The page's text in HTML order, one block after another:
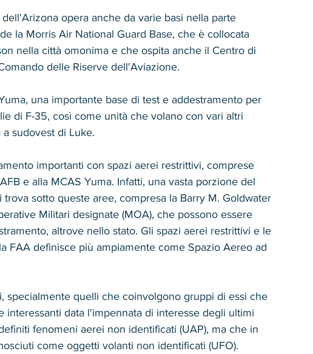
opera anche da varie basi nella parte
la Morris Air National Guard Base, che è collocata
nella città omonima e che ospita anche il Centro di
delle Riserve dell'Aviazione.
una importante base di test e addestramento per
di F-35, così come unità che volano con vari altri
sudovest di Luke.
importanti con spazi aerei restrittivi, comprese
e alla MCAS Yuma. Infatti, una vasta porzione del
sotto queste aree, compresa la Barry M. Goldwater
Militari designate (MOA), che possono essere
altrove nello stato. Gli spazi aerei restrittivi e le
FAA definisce più ampiamente come Spazio Aereo ad
specialmente quelli che coinvolgono gruppi di essi che
interessanti data l'impennata di interesse degli ultimi
fenomeni aerei non identificati (UAP), ma che in
come oggetti volanti non identificati (UFO).